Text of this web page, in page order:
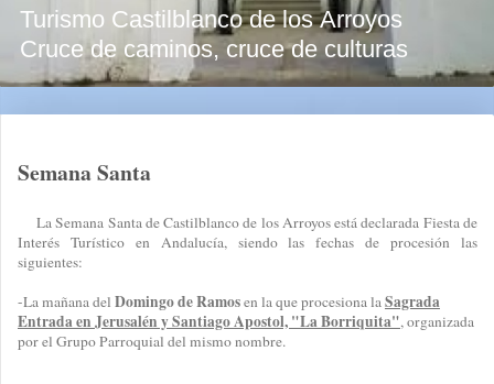
Turismo Castilblanco de los Arroyos
Cruce de caminos, cruce de culturas
Semana Santa
La Semana Santa de Castilblanco de los Arroyos está declarada Fiesta de
Interés Turístico en Andalucía, siendo las fechas de procesión las
siguientes:
-La mañana del Domingo de Ramosen la que procesiona laSagrada
Entrada en Jerusalén y Santiago Apostol, "La Borriquita", organizada
por el Grupo Parroquial del mismo nombre.